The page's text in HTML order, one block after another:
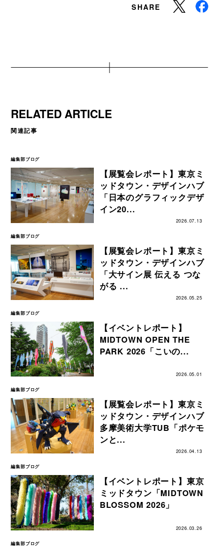
SHARE
RELATED ARTICLE
関連記事
編集部ブログ
【展覧会レポート】東京ミ
ッドタウン・デザインハブ
「日本のグラフィックデザ
イン20...
2026.07.13
編集部ブログ
【展覧会レポート】東京ミ
ッドタウン・デザインハブ
「大サイン展 伝える つな
がる ...
2026.05.25
編集部ブログ
【イベントレポート】
MIDTOWN OPEN THE
PARK 2026「こいの...
2026.05.01
編集部ブログ
【展覧会レポート】東京ミ
ッドタウン・デザインハブ
多摩美術大学TUB「ポケモ
ンと...
2026.04.13
編集部ブログ
【イベントレポート】東京
ミッドタウン「MIDTOWN
BLOSSOM 2026」
2026.03.26
編集部ブログ